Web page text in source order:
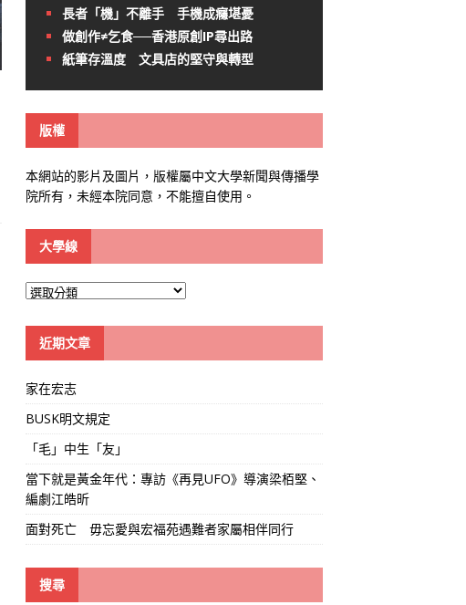
長者「機」不離手 手機成癮堪憂
做創作≠乞食──香港原創IP尋出路
紙筆存溫度 文具店的堅守與轉型
版權
本網站的影片及圖片，版權屬中文大學新聞與傳播學
院所有，未經本院同意，不能擅自使用。
大學線
大
線
近期文章
家在宏志
BUSK明文規定
「毛」中生「友」
當下就是黃金年代：專訪《再見UFO》導演梁栢堅、
編劇江皓昕
面對死亡 毋忘愛與宏福苑遇難者家屬相伴同行
搜尋